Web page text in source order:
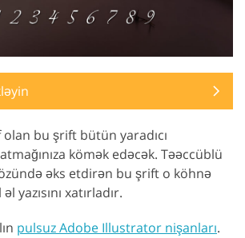
bu şrift bütün yaradıcı
kömək edəcək. Təəccüblü
əks etdirən bu şrift o köhnə
yazısını xatırladır.
pulsuz Adobe Illustrator nişanları.